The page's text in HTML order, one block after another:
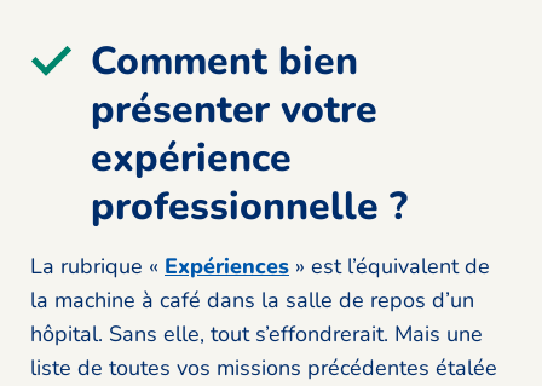
Comment bien
présenter votre
expérience
professionnelle ?
La rubrique « Expériences » est l’équivalent de
la machine à café dans la salle de repos d’un
hôpital. Sans elle, tout s’effondrerait. Mais une
liste de toutes vos missions précédentes étalée